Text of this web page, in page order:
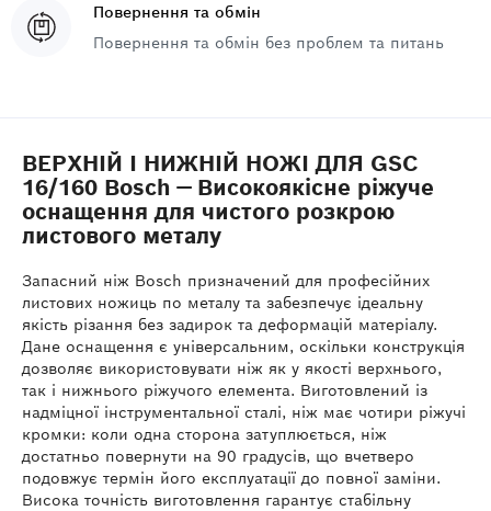
Повернення та обмін
Повернення та обмін без проблем та питань
ВЕРХНІЙ І НИЖНІЙ НОЖІ ДЛЯ GSC
16/160 Bosch — Високоякісне ріжуче
оснащення для чистого розкрою
листового металу
Запасний ніж Bosch призначений для професійних
листових ножиць по металу та забезпечує ідеальну
якість різання без задирок та деформацій матеріалу.
Дане оснащення є універсальним, оскільки конструкція
дозволяє використовувати ніж як у якості верхнього,
так і нижнього ріжучого елемента. Виготовлений із
надміцної інструментальної сталі, ніж має чотири ріжучі
кромки: коли одна сторона затуплюється, ніж
достатньо повернути на 90 градусів, що вчетверо
подовжує термін його експлуатації до повної заміни.
Висока точність виготовлення гарантує стабільну